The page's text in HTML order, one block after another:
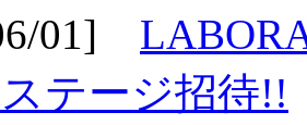
01]
テージ招待!!